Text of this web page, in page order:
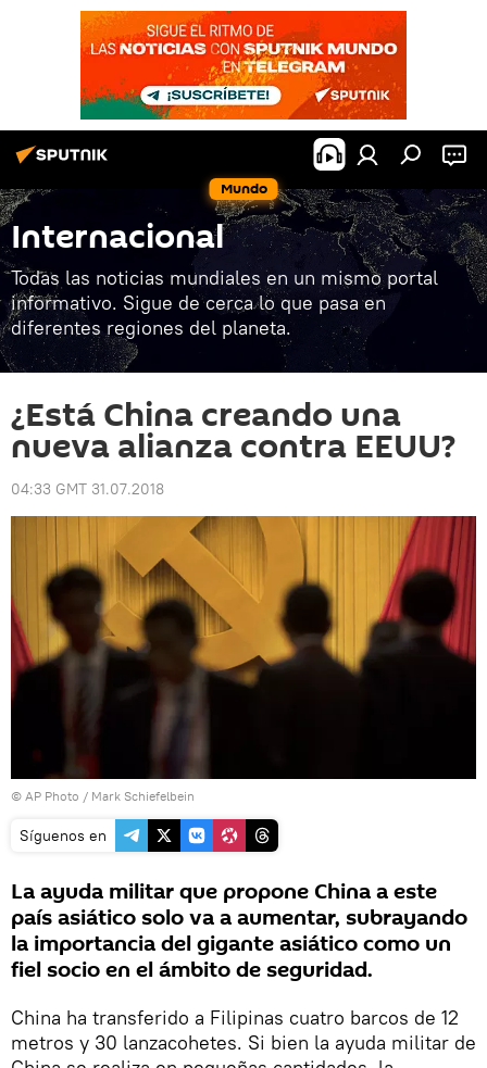
Mundo
Internacional
Todas las noticias mundiales en un mismo portal
informativo. Sigue de cerca lo que pasa en
diferentes regiones del planeta.
¿Está China creando una
nueva alianza contra EEUU?
04:33 GMT 31.07.2018
© AP Photo / Mark Schiefelbein
Síguenos en
La ayuda militar que propone China a este
país asiático solo va a aumentar, subrayando
la importancia del gigante asiático como un
fiel socio en el ámbito de seguridad.
China ha transferido a Filipinas cuatro barcos de 12
metros y 30 lanzacohetes. Si bien la ayuda militar de